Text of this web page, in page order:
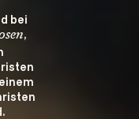
bei
,